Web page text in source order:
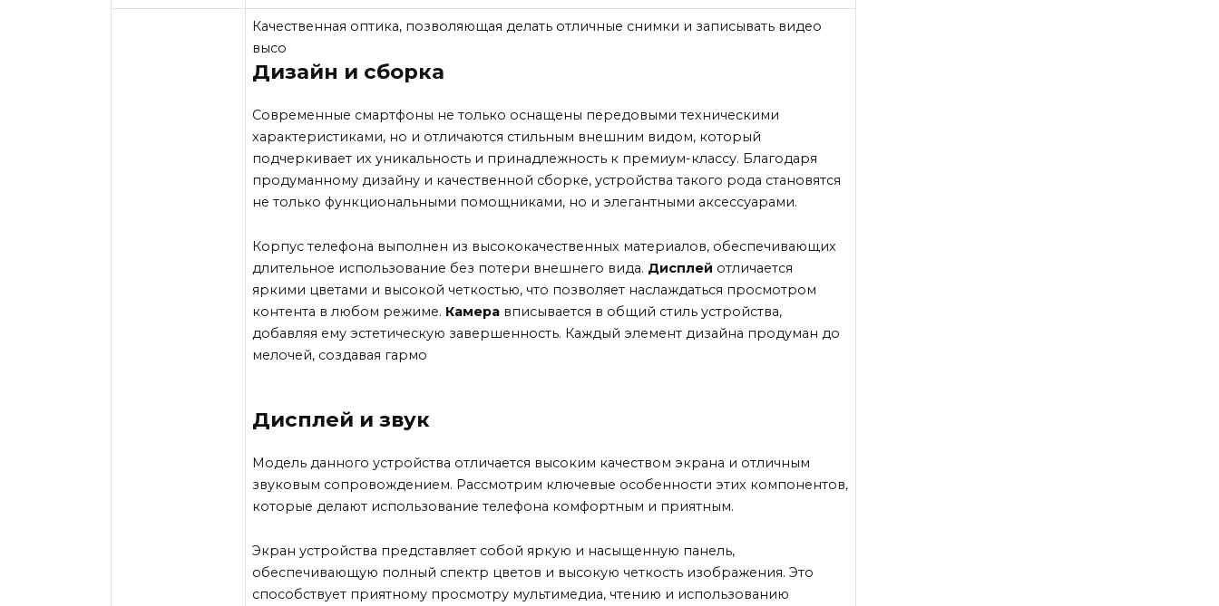
Качественная оптика, позволяющая делать отличные снимки и записывать видео
высо
Дизайн и сборка
Современные смартфоны не только оснащены передовыми техническими
характеристиками, но и отличаются стильным внешним видом, который
подчеркивает их уникальность и принадлежность к премиум-классу. Благодаря
продуманному дизайну и качественной сборке, устройства такого рода становятся
не только функциональными помощниками, но и элегантными аксессуарами.
Корпус телефона выполнен из высококачественных материалов, обеспечивающих
длительное использование без потери внешнего вида. Дисплей отличается
яркими цветами и высокой четкостью, что позволяет наслаждаться просмотром
контента в любом режиме. Камера вписывается в общий стиль устройства,
добавляя ему эстетическую завершенность. Каждый элемент дизайна продуман до
мелочей, создавая гармо
Дисплей и звук
Модель данного устройства отличается высоким качеством экрана и отличным
звуковым сопровождением. Рассмотрим ключевые особенности этих компонентов,
которые делают использование телефона комфортным и приятным.
Экран устройства представляет собой яркую и насыщенную панель,
обеспечивающую полный спектр цветов и высокую четкость изображения. Это
способствует приятному просмотру мультимедиа, чтению и использованию